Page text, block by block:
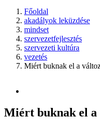
Főoldal
akadályok leküzdése
mindset
szervezetfejlesztés
szervezeti kultúra
vezetés
Miért buknak el a
Miért buknak el a